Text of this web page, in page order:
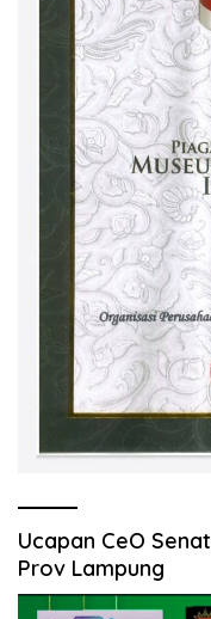
Ucapan CeO
Prov Lampung